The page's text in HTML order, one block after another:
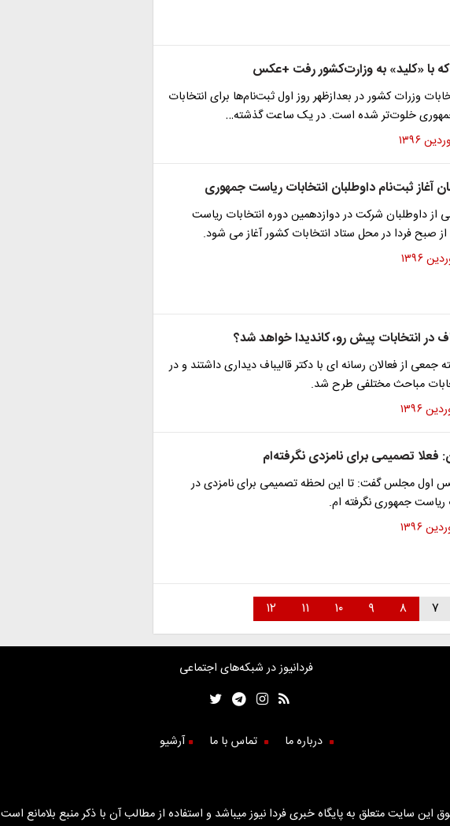
با «کلید» به وزارت‌کشور رفت +عکس
وزرات کشور در بعدازظهر روز اول ثبت‌نام‌ها برای انتخابات
خلوت‌تر شده است. در یک ساعت گذشته…
آغاز ثبت‌نام داوطلبان انتخابات ریاست جمهوری
از داوطلبان شرکت در دوازدهمین دوره انتخابات ریاست
صبح فردا در محل ستاد انتخابات کشور آغاز می شود.
در انتخابات پیش رو، کاندیدا خواهد شد؟
جمعی از فعالان رسانه ای با دکتر قالیباف دیداری داشتند و در
مباحث مختلفی طرح شد.
فعلا تصمیمی برای نامزدی نگرفته‌ام
اول مجلس گفت: تا این لحظه تصمیمی برای نامزدی در
ریاست جمهوری نگرفته ام.
۷ ۸ ۹ ۱۰ ۱۱ ۱۲
فردانیوز در شبکه‌های اجتماعی
درباره ما تماس با ما آرشیو
این سایت متعلق به پایگاه خبری فردا نیوز میباشد و استفاده از مطالب آن با ذکر منبع بلامانع است